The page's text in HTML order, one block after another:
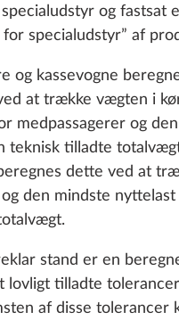
TRUMA
skift, crashsensor
og fastsat
specialudstyr” af
og kassevogne
at trække vægten i
medpassagerer og
teknisk tilladte
dette ved at
den mindste
stand er en
lovligt tilladte
af disse tolerancer